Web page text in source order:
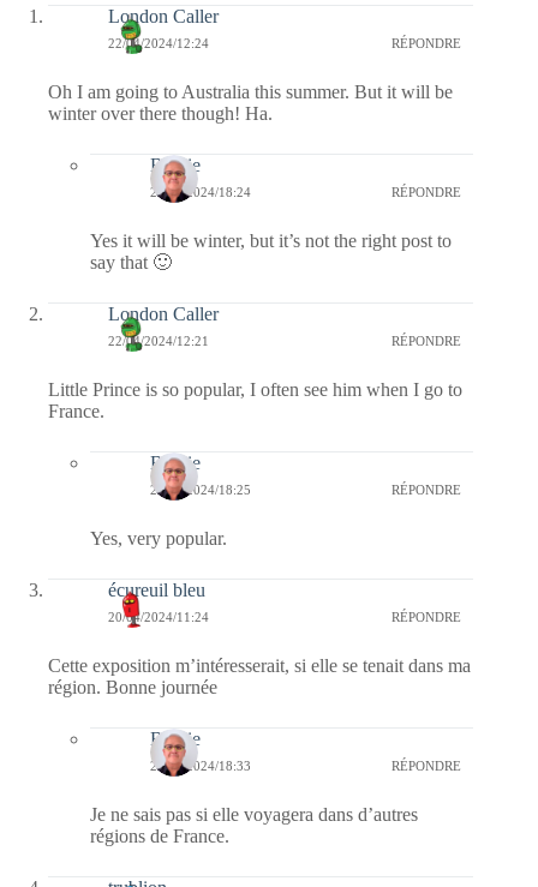
London Caller
22/04/2024/12:24 RÉPONDRE
Oh I am going to Australia this summer. But it will be
winter over there though! Ha.
Bernie
22/04/2024/18:24 RÉPONDRE
Yes it will be winter, but it’s not the right post to
say that 🙂
London Caller
22/04/2024/12:21 RÉPONDRE
Little Prince is so popular, I often see him when I go to
France.
Bernie
22/04/2024/18:25 RÉPONDRE
Yes, very popular.
écureuil bleu
20/04/2024/11:24 RÉPONDRE
Cette exposition m’intéresserait, si elle se tenait dans ma
région. Bonne journée
Bernie
22/04/2024/18:33 RÉPONDRE
Je ne sais pas si elle voyagera dans d’autres
régions de France.